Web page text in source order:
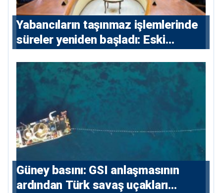
Yabancıların taşınmaz işlemlerinde
süreler yeniden başladı: Eski
konutlara 36 ay
Güney basını: ⁠GSI anlaşmasının
ardından Türk savaş uçakları